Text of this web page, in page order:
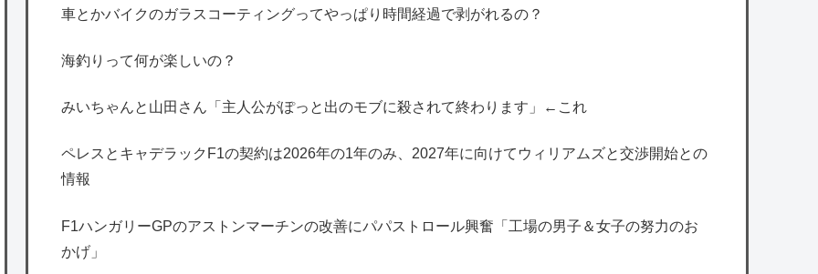
ｗｗ
海外「日本は特別！」日本の地震支援を申し
韓国人「実は日本経済を支えて生かしている
のは韓国人である理由がこちら…」→「日本
尻のイラスト投稿にネット衝撃「この質感の
出魔「身に覚えがありません」と容疑を否
モンハンワイルズさん、スイッチ2版は
【ホロライブ】※杉田さんはねっ子神です
車とかバイクのガラスコーティングってやっぱり時間経過で剥がれるの？
海釣りって何が楽しいの？
みいちゃんと山田さん「主人公がぽっと出のモブに殺されて終わります」←これ
ペレスとキャデラックF1の契約は2026年の1年のみ、2027年に向けてウィリアムズと交渉開始との
情報
F1ハンガリーGPのアストンマーチンの改善にパパストロール興奮「工場の男子＆女子の努力のお
かげ」